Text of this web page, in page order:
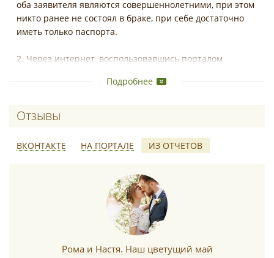
оба заявителя являются совершеннолетними, при этом
никто ранее не состоял в браке, при себе достаточно
иметь только паспорта.
2. Через интернет, воспользовавшись порталом
регистрацию).
Во всех случаях подать заявление можно на год вперед.
проводятся по пятницам и субботам (неторжественные
только в первой половине дня).
С частыми вопросами, касающимися подачи заявления
в ЗАГС Советского района, можно
Подробнее
Отзывы о ЗАГС Советского района
ВКОНТАКТЕ НА ПОРТАЛЕ ИЗ ОТЧЕТОВ
Рома и Настя. Наш цветущий май